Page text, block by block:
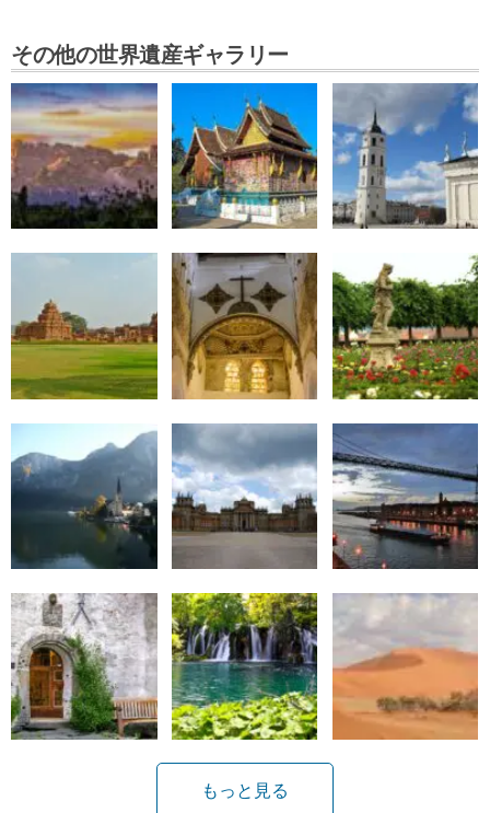
その他の世界遺産ギャラリー
もっと見る